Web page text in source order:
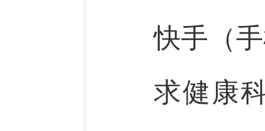
快手（
求健康